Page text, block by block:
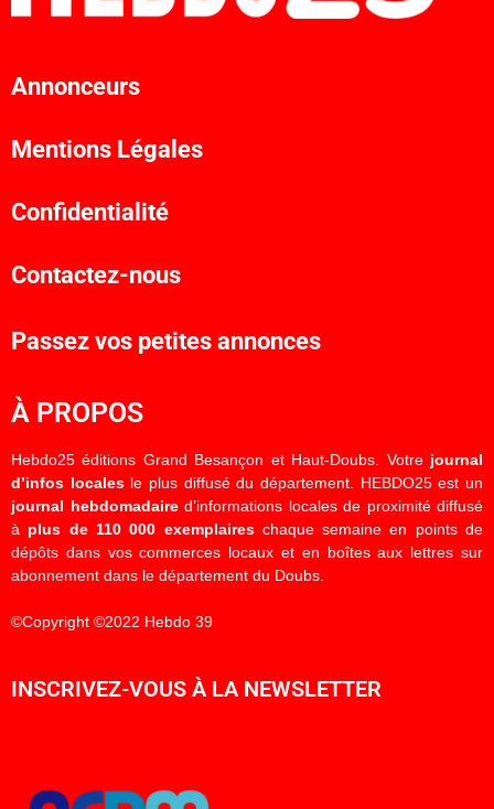
Annonceurs
Mentions Légales
Confidentialité
Contactez-nous
Passez vos petites annonces
À PROPOS
Hebdo25 éditions Grand Besançon et Haut-Doubs. Votre journal
d’infos localesle plus diffusé du département. HEBDO25 est un
journal hebdomadaired’informations locales de proximité diffusé
à plus de 110 000 exemplaireschaque semaine en points de
dépôts dans vos commerces locaux et en boîtes aux lettres sur
abonnement dans le département du Doubs.
©Copyright ©2022 Hebdo 39
INSCRIVEZ-VOUS À LA NEWSLETTER